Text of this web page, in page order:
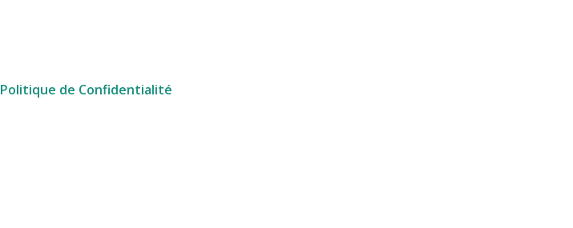
Politique de Confidentialité